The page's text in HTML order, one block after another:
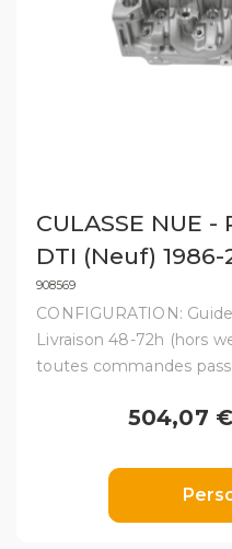
CULASSE NUE
DTI (Neuf)
908569
CONFIGURATION:
Livraison 48-72h (hors
toutes commandes
504,07 €